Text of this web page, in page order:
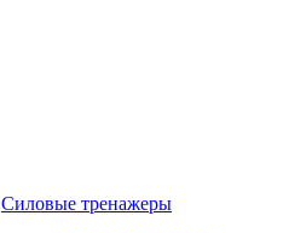
Силовые тренажеры